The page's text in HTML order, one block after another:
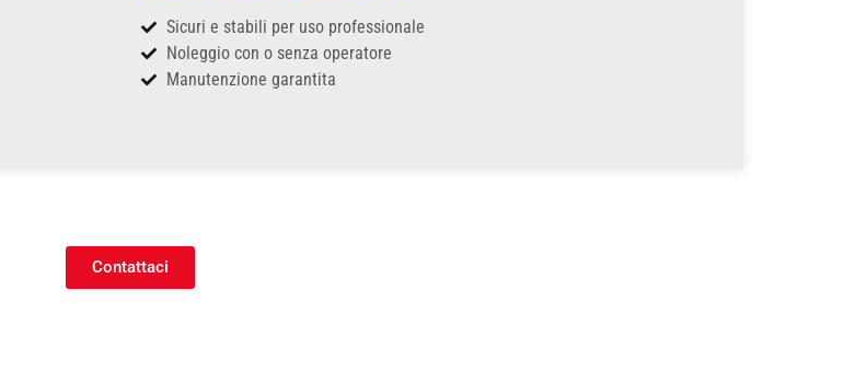
Sicuri e stabili per uso professionale
Noleggio con o senza operatore
Manutenzione garantita
Contattaci